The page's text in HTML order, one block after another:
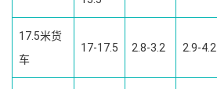
17.5米货
车
17-17.5 2.8-3.2 2.9-4.2